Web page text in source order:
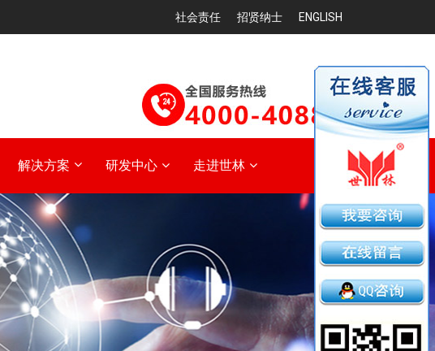
社会责任 招贤纳士 ENGLISH
解决方案 研发中心 走进世林